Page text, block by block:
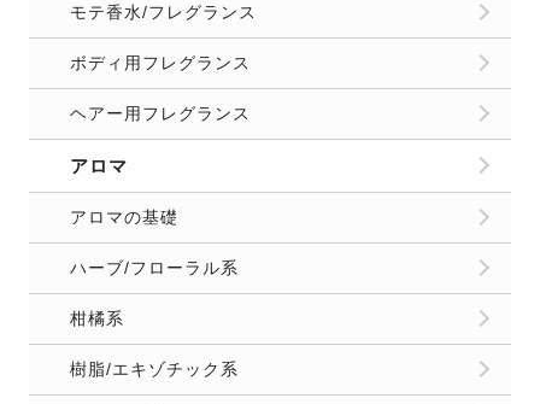
モテ香水/フレグランス
ボディ用フレグランス
ヘアー用フレグランス
アロマ
アロマの基礎
ハーブ/フローラル系
柑橘系
樹脂/エキゾチック系